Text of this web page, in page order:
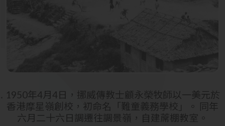
1950年4月4日，挪威傳教士顧永榮牧師以一美元於
香港摩星嶺創校，初命名「難童義務學校」。 同年
六月二十六日調遷往調景嶺，自建蓆棚教室。